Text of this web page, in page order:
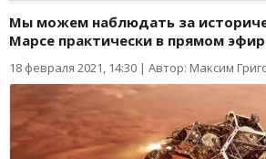
Мы можем наблюдать за
Марсе практически в прямом
18 февраля 2021, 14:30 | Автор: Максим